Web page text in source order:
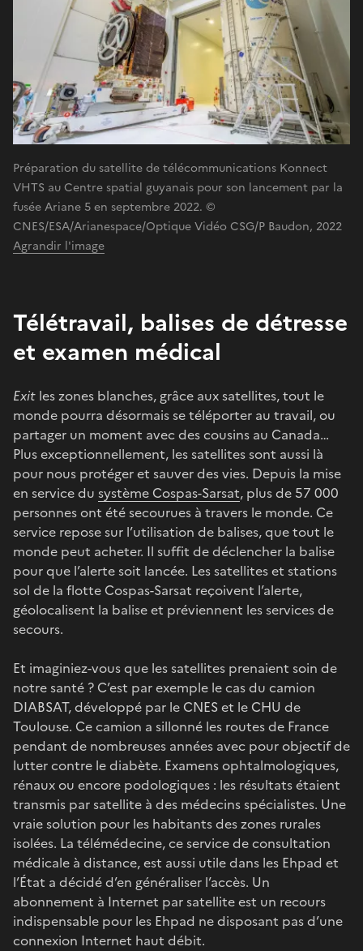
Préparation du satellite de télécommunications Konnect
VHTS au Centre spatial guyanais pour son lancement par la
fusée Ariane 5 en septembre 2022. ©
CNES/ESA/Arianespace/Optique Vidéo CSG/P Baudon, 2022
Agrandir l'image
Télétravail, balises de détresse
et examen médical
Exit les zones blanches, grâce aux satellites, tout le
monde pourra désormais se téléporter au travail, ou
partager un moment avec des cousins au Canada…
Plus exceptionnellement, les satellites sont aussi là
pour nous protéger et sauver des vies. Depuis la mise
en service du système Cospas-Sarsat, plus de 57 000
personnes ont été secourues à travers le monde. Ce
service repose sur l’utilisation de balises, que tout le
monde peut acheter. Il suffit de déclencher la balise
pour que l’alerte soit lancée. Les satellites et stations
sol de la flotte Cospas-Sarsat reçoivent l’alerte,
géolocalisent la balise et préviennent les services de
secours.
Et imaginiez-vous que les satellites prenaient soin de
notre santé ? C’est par exemple le cas du camion
DIABSAT, développé par le CNES et le CHU de
Toulouse. Ce camion a sillonné les routes de France
pendant de nombreuses années avec pour objectif de
lutter contre le diabète. Examens ophtalmologiques,
rénaux ou encore podologiques : les résultats étaient
transmis par satellite à des médecins spécialistes. Une
vraie solution pour les habitants des zones rurales
isolées. La télémédecine, ce service de consultation
médicale à distance, est aussi utile dans les Ehpad et
l’État a décidé d’en généraliser l’accès. Un
abonnement à Internet par satellite est un recours
indispensable pour les Ehpad ne disposant pas d’une
connexion Internet haut débit.